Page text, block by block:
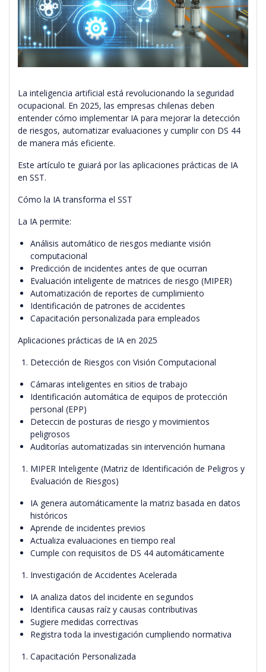
La inteligencia artificial está revolucionando la seguridad
ocupacional. En 2025, las empresas chilenas deben
entender cómo implementar IA para mejorar la detección
de riesgos, automatizar evaluaciones y cumplir con DS 44
de manera más eficiente.
Este artículo te guiará por las aplicaciones prácticas de IA
en SST.
Cómo la IA transforma el SST
La IA permite:
Análisis automático de riesgos mediante visión
computacional
Predicción de incidentes antes de que ocurran
Evaluación inteligente de matrices de riesgo (MIPER)
Automatización de reportes de cumplimiento
Identificación de patrones de accidentes
Capacitación personalizada para empleados
Aplicaciones prácticas de IA en 2025
Detección de Riesgos con Visión Computacional
Cámaras inteligentes en sitios de trabajo
Identificación automática de equipos de protección
personal (EPP)
Deteccin de posturas de riesgo y movimientos
peligrosos
Auditorías automatizadas sin intervención humana
MIPER Inteligente (Matriz de Identificación de Peligros y
Evaluación de Riesgos)
IA genera automáticamente la matriz basada en datos
históricos
Aprende de incidentes previos
Actualiza evaluaciones en tiempo real
Cumple con requisitos de DS 44 automáticamente
Investigación de Accidentes Acelerada
IA analiza datos del incidente en segundos
Identifica causas raíz y causas contributivas
Sugiere medidas correctivas
Registra toda la investigación cumpliendo normativa
Capacitación Personalizada